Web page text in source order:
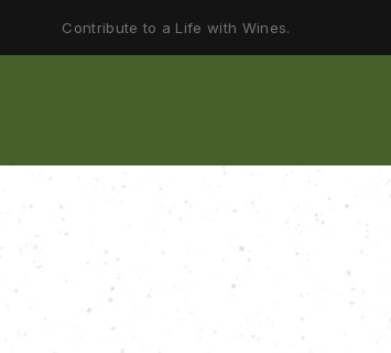
Contribute to a Life with Wines.